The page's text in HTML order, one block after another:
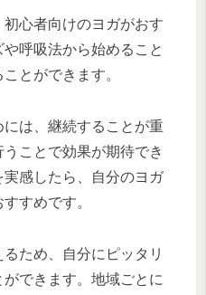
心者向けのヨガがおす
呼吸法から始めること
とができます。
は、継続することが重
ことで効果が期待でき
感したら、自分のヨガ
すめです。
ため、自分にピッタリ
できます。地域ごとに